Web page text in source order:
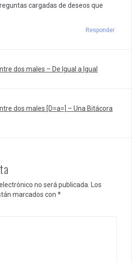
cargadas de deseos que
Responder
dos males – De Igual a Igual
dos males [D=a=] – Una Bitácora
no será publicada.
Los
marcados con *